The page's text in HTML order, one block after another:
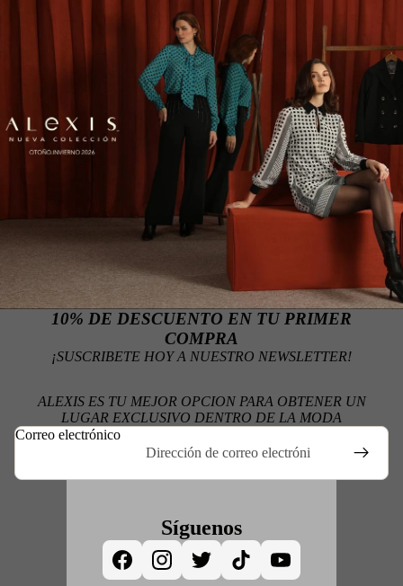
10% DE DESCUENTO EN TU PRIMER
COMPRA
¡SUSCRIBETE HOY A NUESTRO NEWSLETTER!
ALEXIS ES TU MEJOR OPCION PARA OBTENER UN
LUGAR EXCLUSIVO DENTRO DE LA MODA
Correo electrónico
Síguenos
Política de reembolso
Política de privacidad
Política de envío